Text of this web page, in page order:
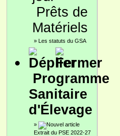
Prêts de
Matériels
» Les statuts du GSA
Programme
Sanitaire
d'Élevage
»
Extrait du PSE 2022-27